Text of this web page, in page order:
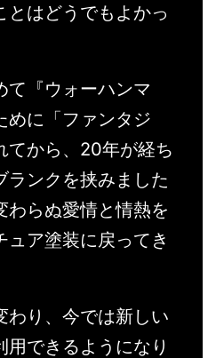
とはどうでもよかっ
て『ウォーハンマ
めに「ファンタジ
てから、20年が経ち
ランクを挟みました
わらぬ愛情と情熱を
ア塗装に戻ってき
わり、今では新しい
できるようになり